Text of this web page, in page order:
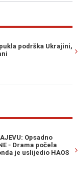
OGLAS KOJI SVE
za rad na
PROTIV
i oštetila državu za